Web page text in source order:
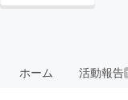
ホーム 活動報告